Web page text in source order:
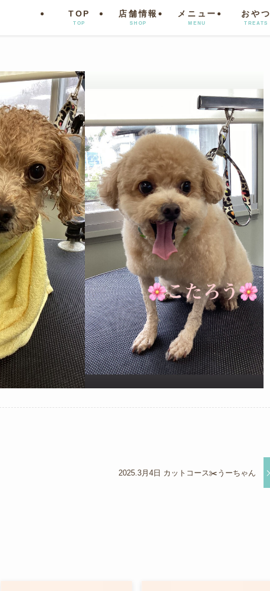
TOP
TOP
店舗情報
SHOP
メニュー
MENU
おやつ
TREATS
2025.3月4日 カットコース✂️うーちゃん